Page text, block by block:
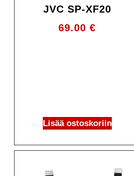
JVC SP-XF20
69.00€
Lisää ostoskoriin